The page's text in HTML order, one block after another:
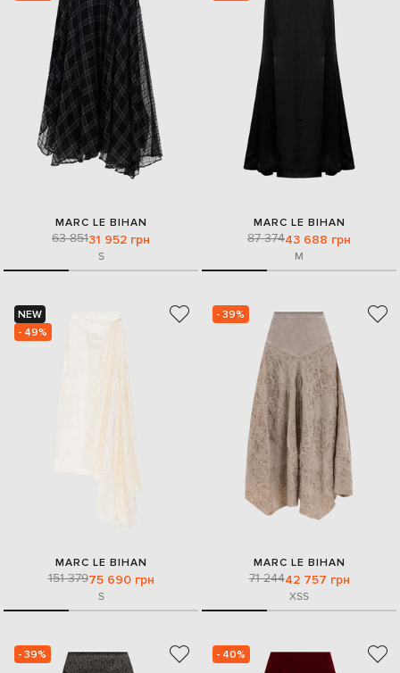
MARC LE BIHAN
63 85131 952 грн
S
MARC LE BIHAN
87 37443 688 грн
M
NEW
- 49%
MARC LE BIHAN
151 37975 690 грн
S
- 39%
MARC LE BIHAN
71 24442 757 грн
XSS
- 39% - 40%